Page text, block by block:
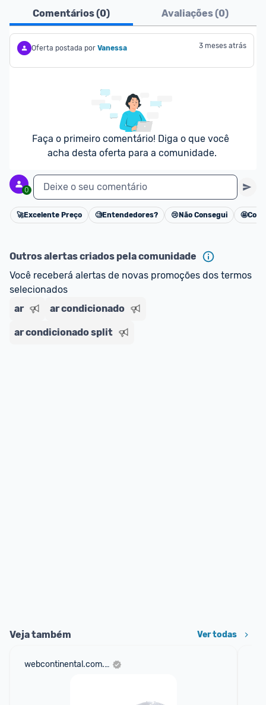
Comentários (0) Avaliações (0)
Oferta postada por Vanessa 3 meses atrás
Faça o primeiro comentário! Diga o que você
acha desta oferta para a comunidade.
0 Deixe o seu comentário
Cancelar
🚀Excelente Preço 🧐Entendedores? 😢 Não Consegui 🤩
Outros alertas criados pela comunidade
Você receberá alertas de novas promoções dos termos
selecionados
ar
ar condicionado
ar condicionado split
Veja também Ver todas
webcontinental.com.br